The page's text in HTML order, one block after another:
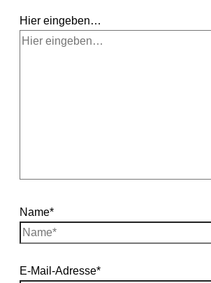
Hier eingeben…
Name*
E-Mail-Adresse*